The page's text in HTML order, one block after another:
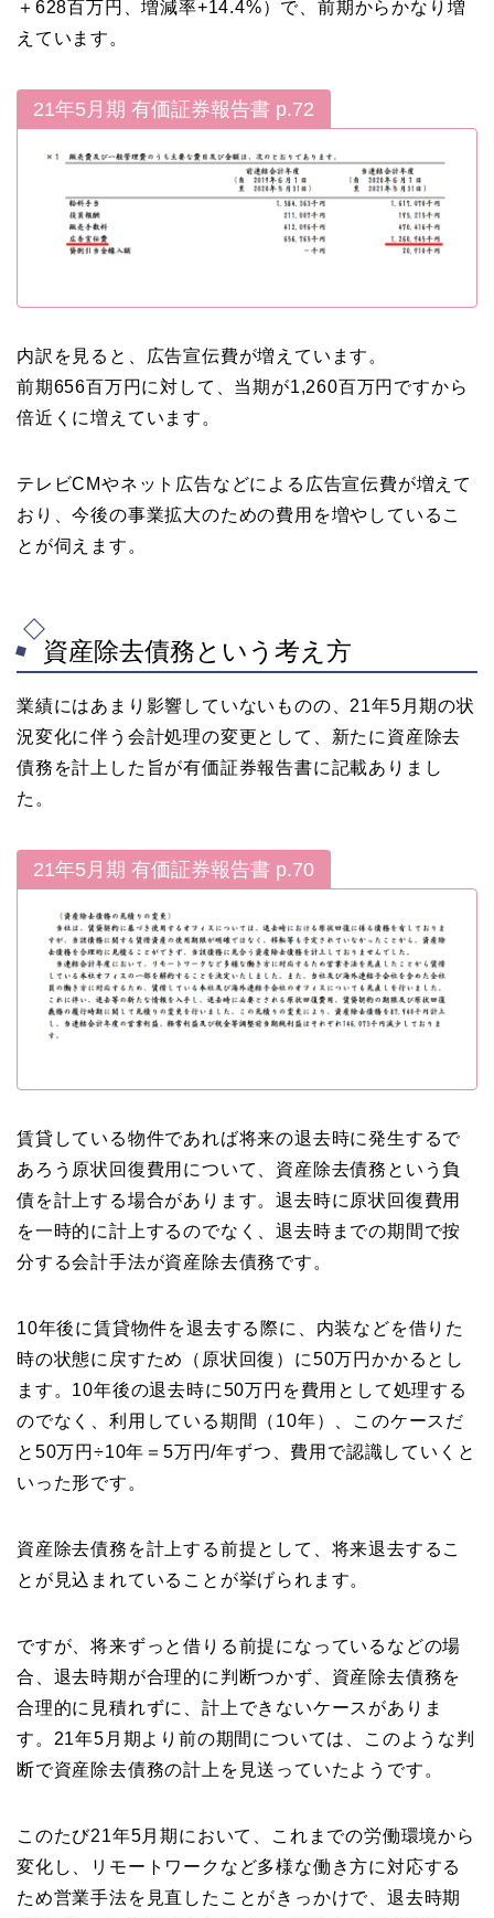
＋628百万円、増減率+14.4%）で、前期からかなり増
えています。
21年5月期 有価証券報告書 p.72
内訳を見ると、広告宣伝費が増えています。
前期656百万円に対して、当期が1,260百万円ですから
倍近くに増えています。
テレビCMやネット広告などによる広告宣伝費が増えて
おり、今後の事業拡大のための費用を増やしているこ
とが伺えます。
資産除去債務という考え方
業績にはあまり影響していないものの、21年5月期の状
況変化に伴う会計処理の変更として、新たに資産除去
債務を計上した旨が有価証券報告書に記載ありまし
た。
21年5月期 有価証券報告書 p.70
賃貸している物件であれば将来の退去時に発生するで
あろう原状回復費用について、資産除去債務という負
債を計上する場合があります。退去時に原状回復費用
を一時的に計上するのでなく、退去時までの期間で按
分する会計手法が資産除去債務です。
10年後に賃貸物件を退去する際に、内装などを借りた
時の状態に戻すため（原状回復）に50万円かかるとし
ます。10年後の退去時に50万円を費用として処理する
のでなく、利用している期間（10年）、このケースだ
と50万円÷10年＝5万円/年ずつ、費用で認識していくと
いった形です。
資産除去債務を計上する前提として、将来退去するこ
とが見込まれていることが挙げられます。
ですが、将来ずっと借りる前提になっているなどの場
合、退去時期が合理的に判断つかず、資産除去債務を
合理的に見積れずに、計上できないケースがありま
す。21年5月期より前の期間については、このような判
断で資産除去債務の計上を見送っていたようです。
このたび21年5月期において、これまでの労働環境から
変化し、リモートワークなど多様な働き方に対応する
ため営業手法を見直したことがきっかけで、退去時期